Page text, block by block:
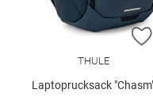
THULE
Laptoprucksack